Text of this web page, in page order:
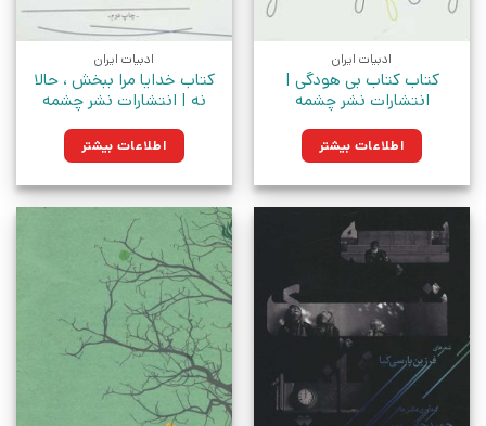
ادبیات ایران
کتاب کتاب بی هودگی |
انتشارات نشر چشمه
اطلاعات بیشتر
ادبیات ایران
کتاب خدایا مرا ببخش ، حالا
نه | انتشارات نشر چشمه
اطلاعات بیشتر